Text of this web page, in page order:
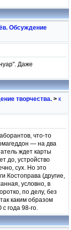
Обсуждение
Даже
творчества. > к
что-то
— на два
ждет карты
до, устройство
сух. Но это
Костоправа (другие,
условно, в
по делу, без
каким образом
года 98-го.